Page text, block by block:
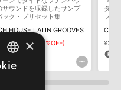
サウンドを収録したサンプ
ック・プリセット集
HOUSE LATIN GROOVES
¥2,964(30%OFF)
88pt
ダン
プ/
ENGLISH
×